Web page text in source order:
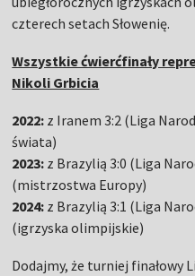
czterech setach Słowenię.
Wszystkie ćwierćfinały
Nikoli Grbicia
2022: z Iranem 3:2 (Liga
świata)
2023: z Brazylią 3:0 (Liga
(mistrzostwa Europy)
2024: z Brazylią 3:1 (Liga
(igrzyska olimpijskie)
Dodajmy, że turniej finałowy